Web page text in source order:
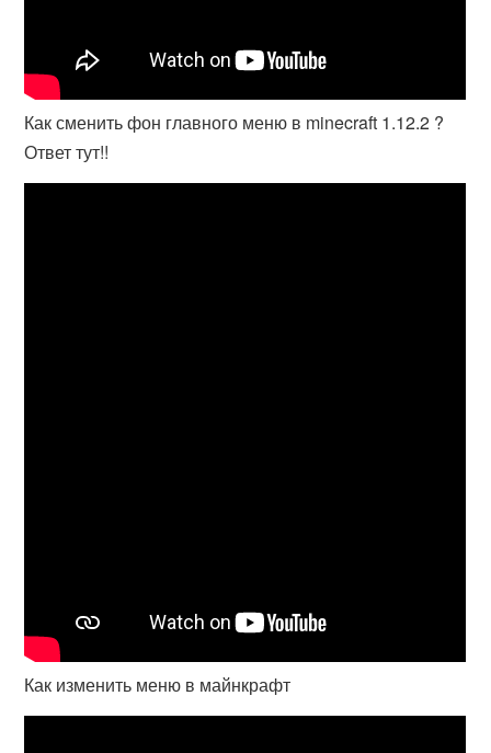
Как сменить фон главного меню в minecraft 1.12.2 ?
Ответ тут!!
Как изменить меню в майнкрафт